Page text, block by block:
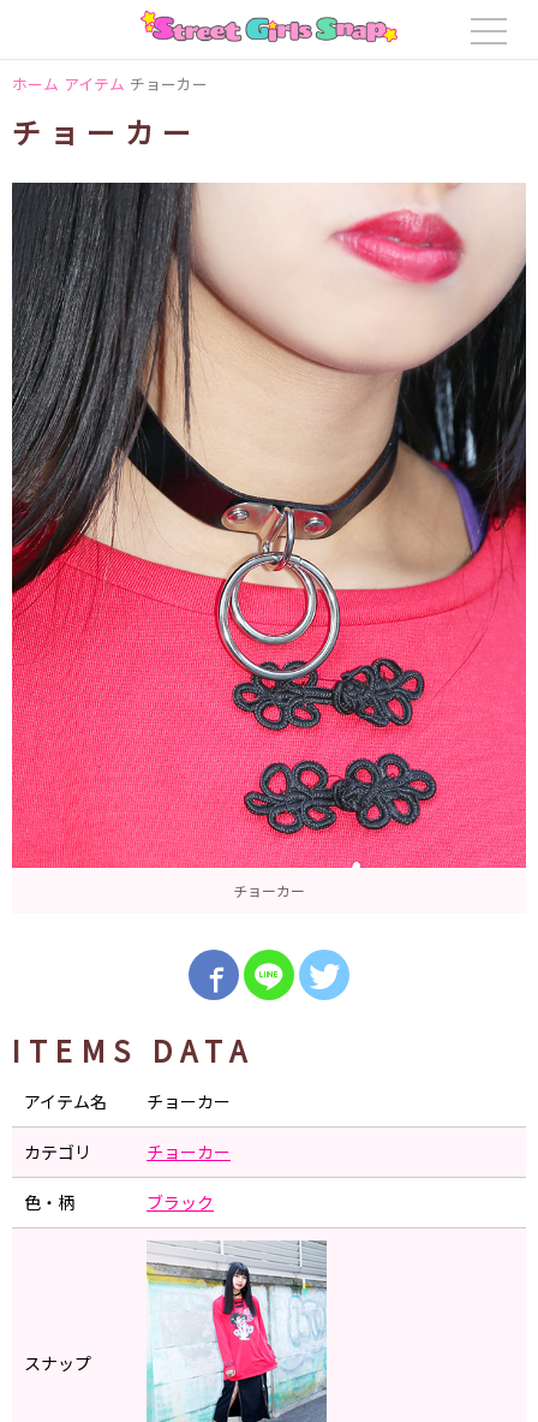
ホーム アイテム チョーカー
チョーカー
チョーカー
ITEMS DATA
アイテム名 チョーカー
カテゴリ チョーカー
色・柄 ブラック
スナップ